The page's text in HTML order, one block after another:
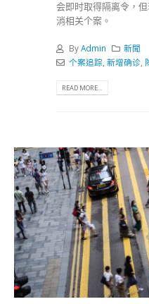
会即时取得隔离令，
消相关个案。
ByAdmin
新聞
个案追踪, 新增确诊,
READ MORE...